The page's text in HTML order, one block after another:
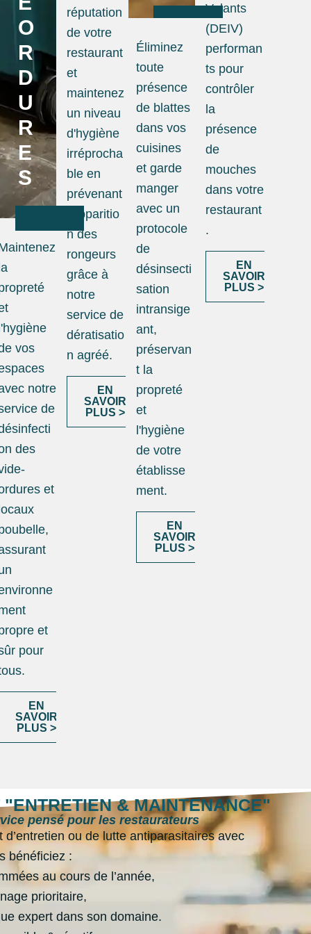
O
R
D
U
R
E
S
vos
notre
de
des
et
et
pour
EN
SAVOIR
PLUS >
réputation
de votre
restaurant
et
maintenez
un niveau
d'hygiène
irréprocha
ble en
prévenant
l'apparitio
n des
rongeurs
grâce à
notre
service de
dératisatio
n agréé.
EN
SAVOIR
PLUS >
Éliminez
toute
présence
de blattes
dans vos
cuisines
et garde
manger
avec un
protocole
de
désinsecti
sation
intransige
ant,
préservan
t la
propreté
et
l'hygiène
de votre
établisse
ment.
EN
SAVOIR
PLUS >
Volants
(DEIV)
performan
ts pour
contrôler
la
présence
de
mouches
dans votre
restaurant
.
EN
SAVOIR
PLUS >
"ENTRETIEN & MAINTENANCE"
pensé pour les restaurateurs
d’entretien ou de lutte antiparasitaires avec
bénéficiez :
au cours de l’année,
prioritaire,
expert dans son domaine.